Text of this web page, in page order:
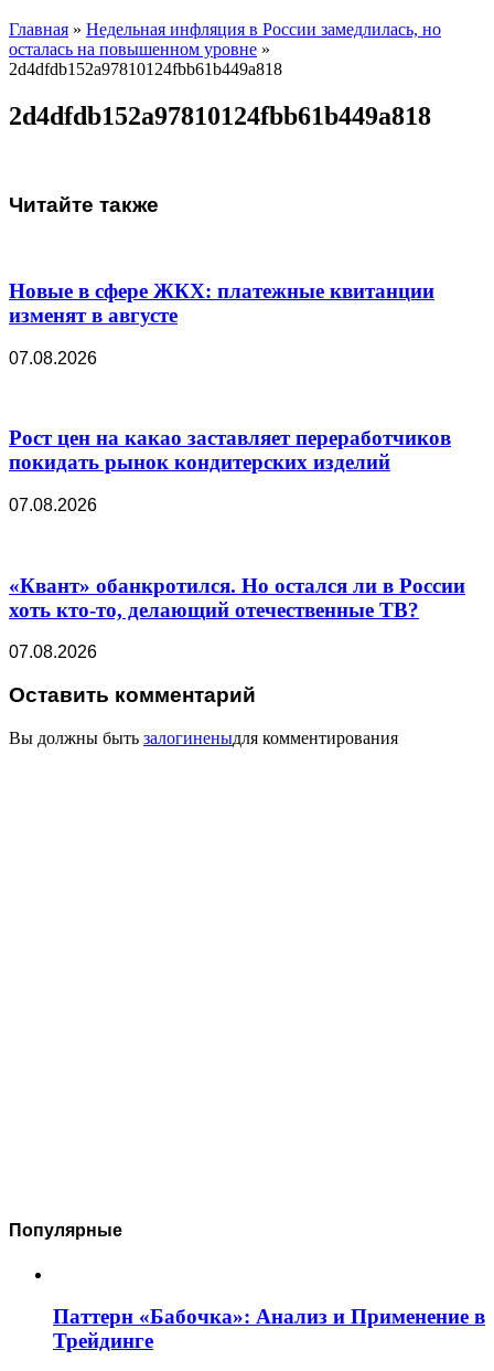
Главная » Недельная инфляция в России замедлилась, но
осталась на повышенном уровне »
2d4dfdb152a97810124fbb61b449a818
2d4dfdb152a97810124fbb61b449a818
Читайте также
Новые в сфере ЖКХ: платежные квитанции
изменят в августе
07.08.2026
Рост цен на какао заставляет переработчиков
покидать рынок кондитерских изделий
07.08.2026
«Квант» обанкротился. Но остался ли в России
хоть кто-то, делающий отечественные ТВ?
07.08.2026
Оставить комментарий
Вы должны быть залогиненыдля комментирования
Популярные
Паттерн «Бабочка»: Анализ и Применение в
Трейдинге